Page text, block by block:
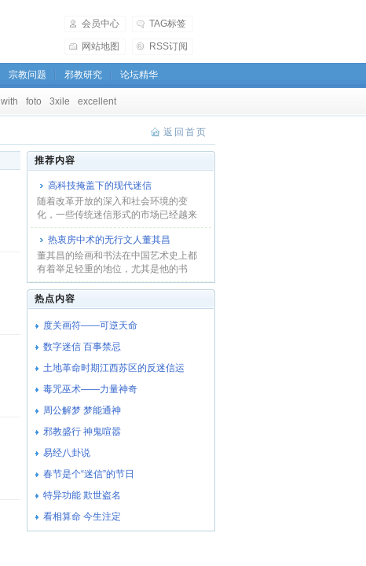
会员中心 TAG标签
网站地图 RSS订阅
宗教问题 邪教研究 论坛精华
with foto 3xile excellent
返回首页
推荐内容
高科技掩盖下的现代迷信
随着改革开放的深入和社会环境的变
化，一些传统迷信形式的市场已经越来
越小，而“现代...
热衷房中术的无行文人董其昌
董其昌的绘画和书法在中国艺术史上都
有着举足轻重的地位，尤其是他的书
法，李瑞清评为...
热点内容
度关画符――可逆天命
数字迷信 百事禁忌
土地革命时期江西苏区的反迷信运
毒咒巫术――力量神奇
周公解梦 梦能通神
邪教盛行 神鬼喧嚣
易经八卦说
春节是个“迷信”的节日
特异功能 欺世盗名
看相算命 今生注定